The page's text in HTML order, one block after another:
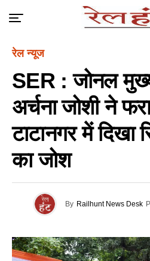
रेल न्यूज
SER : जोनल
अर्चना जोशी ने
टाटानगर में दिखा
का जोश
By Railhunt News Desk